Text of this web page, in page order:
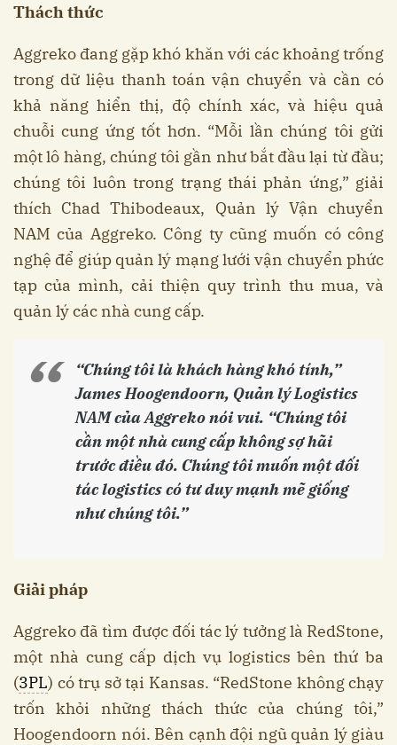
Thách thức
Aggreko đang gặp khó khăn với các khoảng trống
trong dữ liệu thanh toán vận chuyển và cần có
khả năng hiển thị, độ chính xác, và hiệu quả
chuỗi cung ứng tốt hơn. “Mỗi lần chúng tôi gửi
một lô hàng, chúng tôi gần như bắt đầu lại từ đầu;
chúng tôi luôn trong trạng thái phản ứng,” giải
thích Chad Thibodeaux, Quản lý Vận chuyển
NAM của Aggreko. Công ty cũng muốn có công
nghệ để giúp quản lý mạng lưới vận chuyển phức
tạp của mình, cải thiện quy trình thu mua, và
quản lý các nhà cung cấp.
“Chúng tôi là khách hàng khó tính,”
James Hoogendoorn, Quản lý Logistics
NAM của Aggreko nói vui. “Chúng tôi
cần một nhà cung cấp không sợ hãi
trước điều đó. Chúng tôi muốn một đối
tác logistics có tư duy mạnh mẽ giống
như chúng tôi.”
Giải pháp
Aggreko đã tìm được đối tác lý tưởng là RedStone,
một nhà cung cấp dịch vụ logistics bên thứ ba
(3PL) có trụ sở tại Kansas. “RedStone không chạy
trốn khỏi những thách thức của chúng tôi,”
Hoogendoorn nói. Bên cạnh đội ngũ quản lý giàu